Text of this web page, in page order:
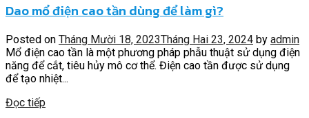
Dao mổ điện cao tần dùng để làm gì?
Posted on Tháng Mười 18, 2023Tháng Hai 23, 2024 by admin
Mổ điện cao tần là một phương pháp phẫu thuật sử dụng điện
năng để cắt, tiêu hủy mô cơ thể. Điện cao tần được sử dụng
để tạo nhiệt...
Đọc tiếp